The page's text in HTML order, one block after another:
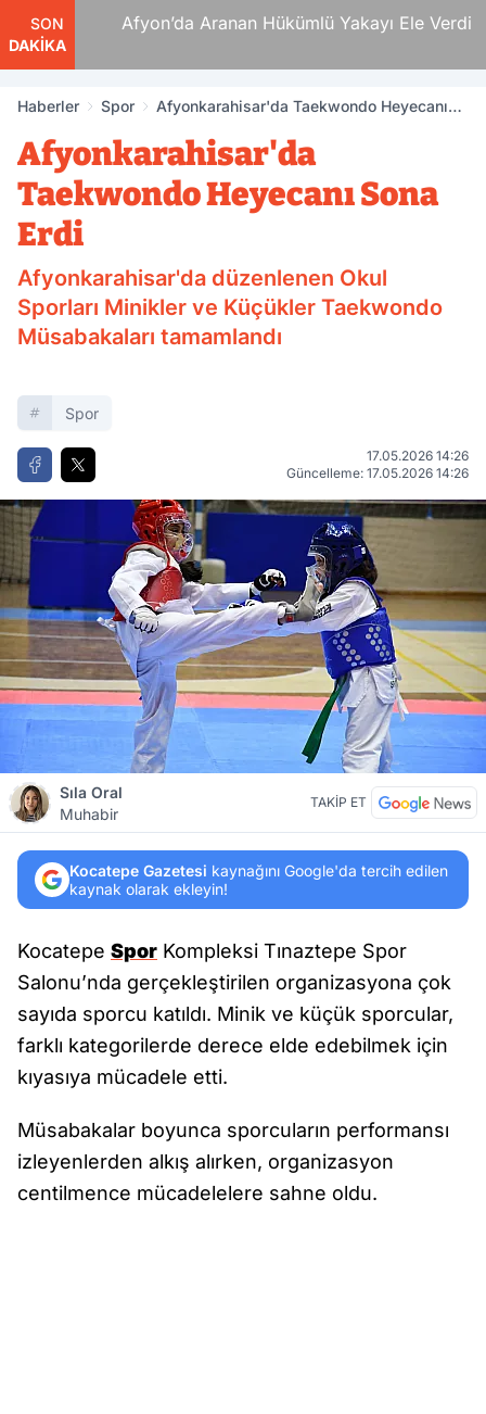
SON
DAKİKA
Afyon’da Aranan Hükümlü Yakayı Ele Verdi
Haberler Spor
Afyonkarahisar'da Taekwondo Heyecanı
Afyonkarahisar'da
Taekwondo Heyecanı Sona
Erdi
Afyonkarahisar'da düzenlenen Okul
Sporları Minikler ve Küçükler Taekwondo
Müsabakaları tamamlandı
Spor
17.05.2026 14:26
Güncelleme: 17.05.2026 14:26
Sıla Oral
Muhabir
TAKİP ET
Kocatepe Gazetesi kaynağını Google'da tercih edilen
kaynak olarak ekleyin!
Kocatepe Spor Kompleksi Tınaztepe Spor
Salonu’nda gerçekleştirilen organizasyona çok
sayıda sporcu katıldı. Minik ve küçük sporcular,
farklı kategorilerde derece elde edebilmek için
kıyasıya mücadele etti.
Müsabakalar boyunca sporcuların performansı
izleyenlerden alkış alırken, organizasyon
centilmence mücadelelere sahne oldu.